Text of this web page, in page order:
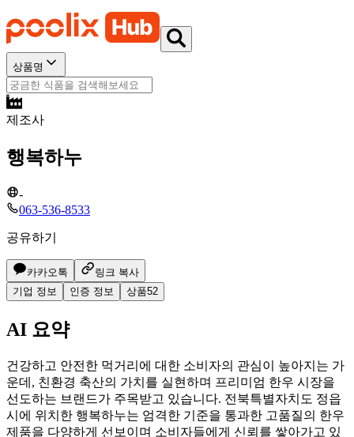
상품명
제조사
행복하누
-
063-536-8533
공유하기
카카오톡
링크 복사
기업 정보
인증 정보 상품52
AI 요약
건강하고 안전한 먹거리에 대한 소비자의 관심이 높아지는 가
운데, 친환경 축산의 가치를 실현하며 프리미엄 한우 시장을
선도하는 브랜드가 주목받고 있습니다. 전북특별자치도 정읍
시에 위치한 행복하누는 엄격한 기준을 통과한 고품질의 한우
제품을 다양하게 선보이며 소비자들에게 신뢰를 쌓아가고 있